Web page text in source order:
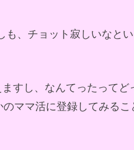
も、チョット寂しいなと
すし、なんてったってど
ママ活に登録してみるこ